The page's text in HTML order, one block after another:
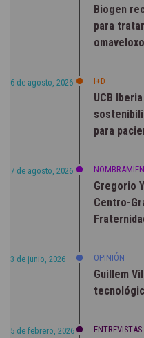
Biogen
para
6 de agosto, 2026 I+D
UCB
para
7 de agosto, 2026
Gregorio
Centro-
3 de junio, 2026 OPINIÓN
Guillem
5 de febrero, 2026 ENTREVISTAS